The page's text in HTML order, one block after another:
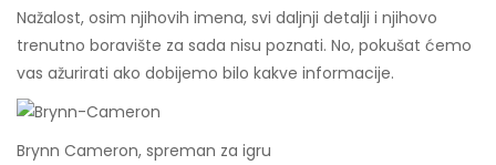
Nažalost, osim njihovih imena, svi daljnji detalji i njihovo
trenutno boravište za sada nisu poznati. No, pokušat ćemo
vas ažurirati ako dobijemo bilo kakve informacije.
Brynn Cameron, spreman za igru